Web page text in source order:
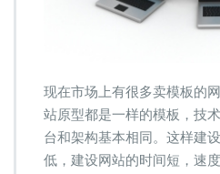
现在市场上有很多卖模板的
站原型都是一样的模板，技
台和架构基本相同。这样建
低，建设网站的时间短，速度